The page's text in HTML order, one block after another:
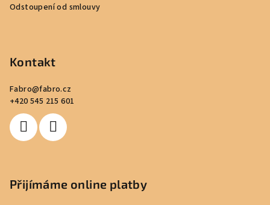
Odstoupení od smlouvy
Kontakt
Fabro@fabro.cz
+420 545 215 601
Přijímáme online platby